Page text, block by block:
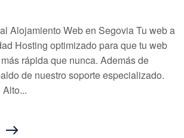
Alojamiento Web en Segovia Tu web a
Hosting optimizado para que tu web
rápida que nunca. Además de
de nuestro soporte especializado.